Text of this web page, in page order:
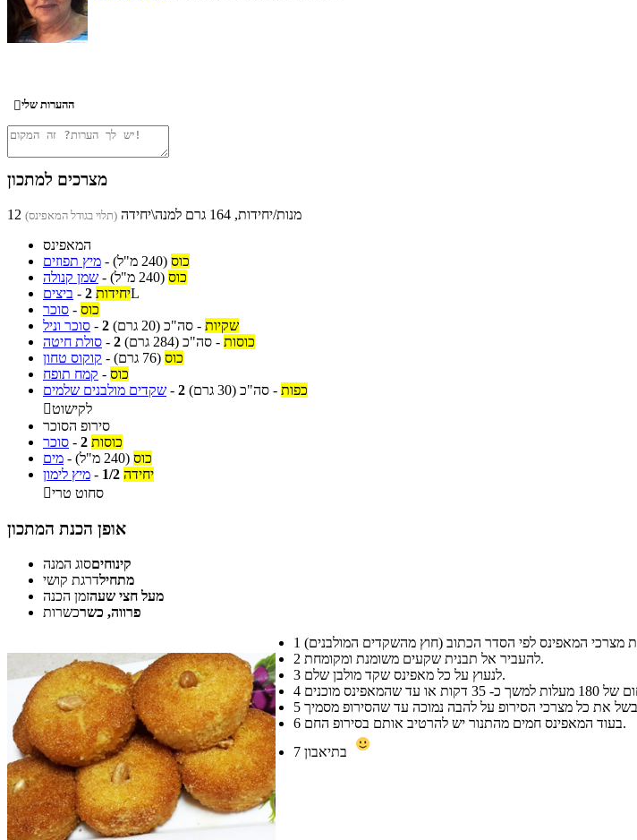
ההערות שלי
מצרכים למתכון
12 מנות/יחידות, 164 גרם למנה\יחידה (תלוי בגודל המאפינס)
המאפינס
מיץ תפוזים - כוס (240 מ"ל)
שמן קנולה - כוס (240 מ"ל)
ביצים - 2 יחידותL
סוכר - כוס
סוכר וניל - 2 שקיות - סה"כ (20 גרם)
סולת חיטה - 2 כוסות - סה"כ (284 גרם)
קוקוס טחון - כוס (76 גרם)
קמח תופח - כוס
שקדים מולבנים שלמים - 2 כפות - סה"כ (30 גרם)
לקישוט
סירופ הסוכר
סוכר - 2 כוסות
מים - כוס (240 מ"ל)
מיץ לימון - 1/2 יחידה
סחוט טרי
אופן הכנת המתכון
קינוחיםסוג המנה
מתחילדרגת קושי
מעל חצי שעהזמן הכנה
פרווה, כשרכשרות
1
2
להעביר אל תבנית שקעים משומנת ומקומחת.
3
לנעוץ על כל מאפינס שקד מולבן שלם.
4
5
6
בעוד המאפינס חמים מהתנור יש להרטיב אותם בסירופ החם.
7